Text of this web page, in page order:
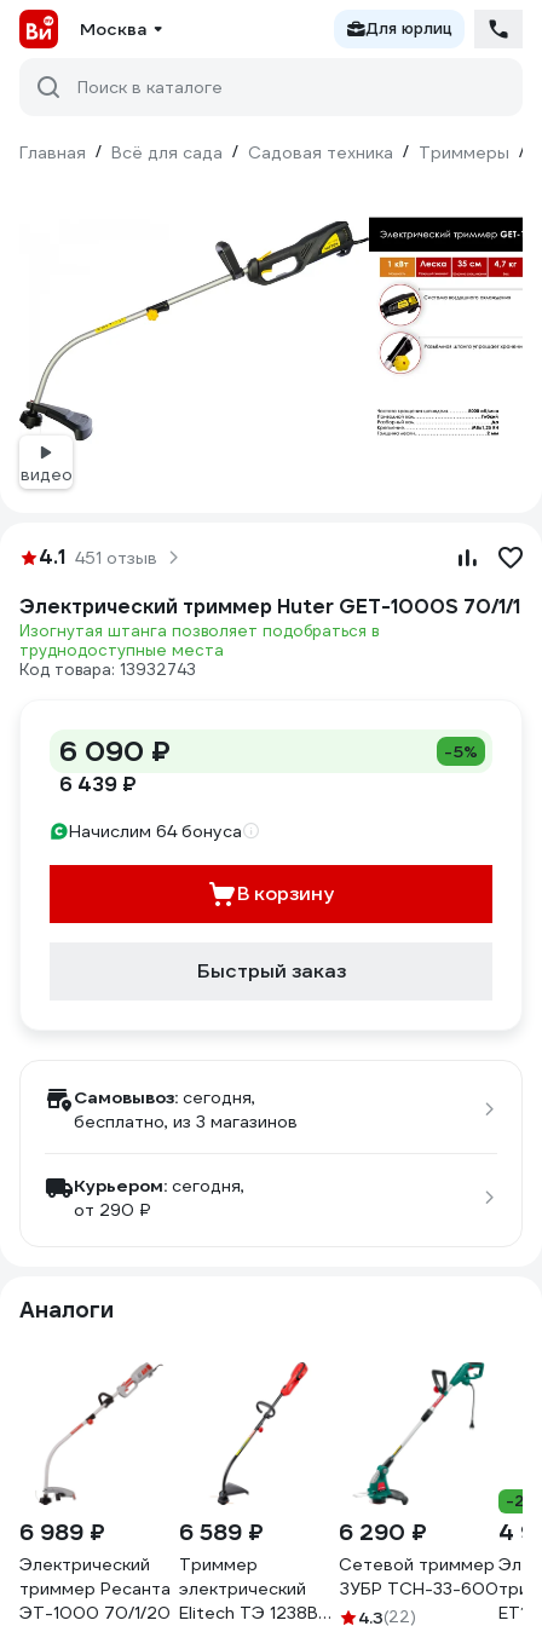
Москва Для юрлиц
Поиск в каталоге
Главная / Всё для сада / Садовая техника / Триммеры /
видео
4.1 451 отзыв
Электрический триммер Huter GET-1000S 70/1/1
Изогнутая штанга позволяет подобраться в
труднодоступные места
Код товара: 13932743
6 090 ₽ -5%
6 439 ₽
Начислим 64 бонуса
В корзину
Быстрый заказ
Самовывоз: сегодня,
бесплатно, из 3 магазинов
Курьером: сегодня,
от 290 ₽
Аналоги
6 989 ₽
Электрический
триммер Ресанта
ЭТ-1000 70/1/20
6 589 ₽
Триммер
электрический
Elitech ТЭ 1238В
6 290 ₽
Сетевой триммер
ЗУБР ТСН-33-600
4.3(22)
-
4